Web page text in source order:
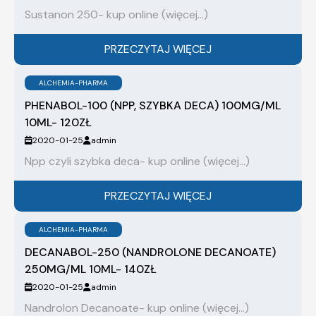
Sustanon 250- kup online (więcej…)
PRZECZYTAJ WIĘCEJ
ALCHEMIA-PHARMA
PHENABOL-100 (NPP, SZYBKA DECA) 100MG/ML
10ML- 120ZŁ
2020-01-25 admin
Npp czyli szybka deca- kup online (więcej…)
PRZECZYTAJ WIĘCEJ
ALCHEMIA-PHARMA
DECANABOL-250 (NANDROLONE DECANOATE)
250MG/ML 10ML- 140ZŁ
2020-01-25 admin
Nandrolon Decanoate- kup online (więcej…)